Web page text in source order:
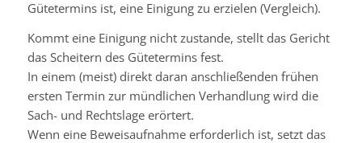
Gütetermins ist, eine Einigung zu erzielen (Vergleich).
Kommt eine Einigung nicht zustande, stellt das Gericht
das Scheitern des Gütetermins fest.
In einem (meist) direkt daran anschließenden frühen
ersten Termin zur mündlichen Verhandlung wird die
Sach- und Rechtslage erörtert.
Wenn eine Beweisaufnahme erforderlich ist, setzt das